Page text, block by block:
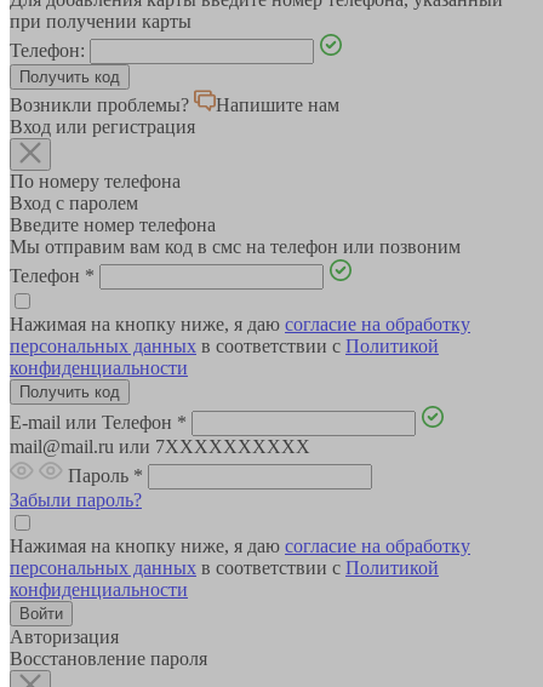
при получении карты
Телефон:
Возникли проблемы?
Напишите нам
Вход или регистрация
По номеру телефона
Вход с паролем
Введите номер телефона
Мы отправим вам код в смс на телефон или позвоним
Телефон *
Нажимая на кнопку ниже, я даю согласие на обработку
персональных данных в соответствии с Политикой
конфиденциальности
E-mail или Телефон *
mail@mail.ru или 7XXXXXXXXXX
Пароль *
Забыли пароль?
Нажимая на кнопку ниже, я даю согласие на обработку
персональных данных в соответствии с Политикой
конфиденциальности
Авторизация
Восстановление пароля